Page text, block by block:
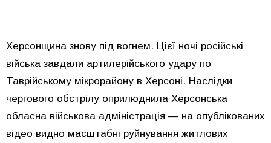
Херсонщина знову під вогнем. Цієї ночі російські
війська завдали артилерійського удару по
Таврійському мікрорайону в Херсоні. Наслідки
чергового обстрілу оприлюднила Херсонська
обласна військова адміністрація — на опублікованих
відео видно масштабні руйнування житлових